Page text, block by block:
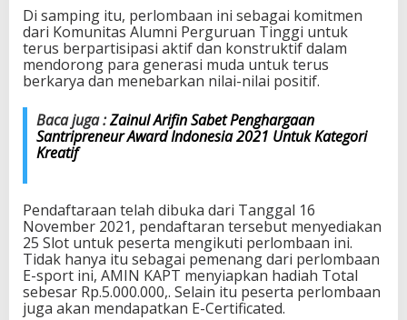
l
o
m
b
a
a
E
-
r
P
U
B
G
M
Di samping itu, perlombaan ini sebagai komitmen
dari Komunitas Alumni Perguruan Tinggi untuk
terus berpartisipasi aktif dan konstruktif dalam
mendorong para generasi muda untuk terus
berkarya dan menebarkan nilai-nilai positif.
Baca juga :Zainul Arifin Sabet Penghargaan
Santripreneur Award Indonesia 2021 Untuk Kategori
Kreatif
Pendaftaraan telah dibuka dari Tanggal 16
November 2021, pendaftaran tersebut menyediakan
25 Slot untuk peserta mengikuti perlombaan ini.
Tidak hanya itu sebagai pemenang dari perlombaan
E-sport ini, AMIN KAPT menyiapkan hadiah Total
sebesar Rp.5.000.000,. Selain itu peserta perlombaan
juga akan mendapatkan E-Certificated.